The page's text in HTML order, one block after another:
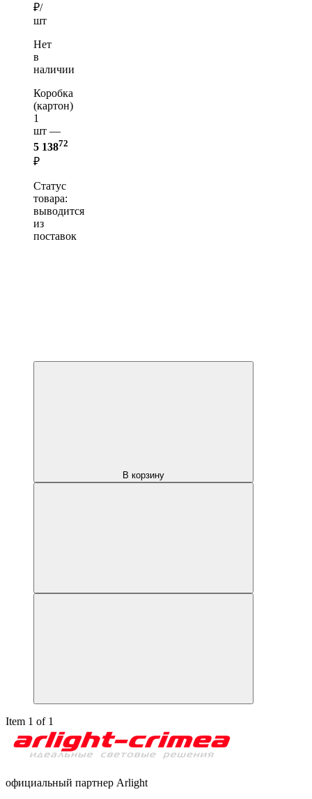
₽/
шт
Нет
в
наличии
Коробка
(картон)
1
шт —
5 13872
₽
Статус
товара:
выводится
из
поставок
В корзину
Item 1 of 1
официальный партнер Arlight